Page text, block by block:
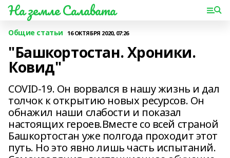
На земле Салавата
Общие статьи 16 ОКТЯБРЯ 2020, 07:26
"Башкортостан. Хроники.
Ковид"
COVID-19. Он ворвался в нашу жизнь и дал
толчок к открытию новых ресурсов. Он
обнажил наши слабости и показал
настоящих героев.Вместе со всей страной
Башкортостан уже полгода проходит этот
путь. Но это явно лишь часть испытаний.